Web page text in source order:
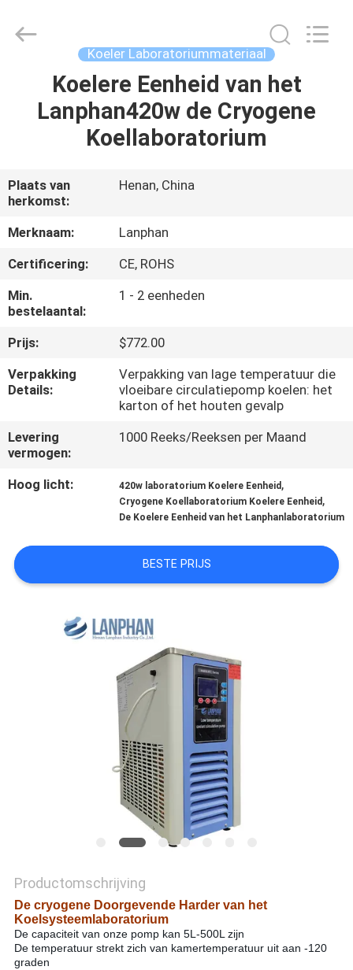
PRODUCTEN
VIDEOS
ONGEVEER
ONS
FABRIEKSREIS
KWALITEITSCONTROLE
CONTACTEER
ONS
VERZOEK
CITAAT
SITEMAP
PRIVACYBELEID
Co.,Ltd.
Koeler Laboratoriummateriaal
Koelere Eenheid van het
Lanphan420w de Cryogene
Koellaboratorium
Plaats van
herkomst:
Henan, China
Merknaam:
Lanphan
Certificering:
CE, ROHS
Min.
bestelaantal:
1 - 2 eenheden
Prijs:
$772.00
Verpakking
Details:
Verpakking van lage temperatuur die
vloeibare circulatiepomp koelen: het
karton of het houten gevalp
Levering
vermogen:
1000 Reeks/Reeksen per Maand
Hoog licht: 420w laboratorium Koelere Eenheid ,
Cryogene Koellaboratorium Koelere Eenheid ,
De Koelere Eenheid van het Lanphanlaboratorium
BESTE PRIJS
Productomschrijving
De cryogene Doorgevende Harder van het
Koelsysteemlaboratorium
De capaciteit van onze pomp kan 5L-500L zijn
De temperatuur strekt zich van kamertemperatuur uit aan -120
graden